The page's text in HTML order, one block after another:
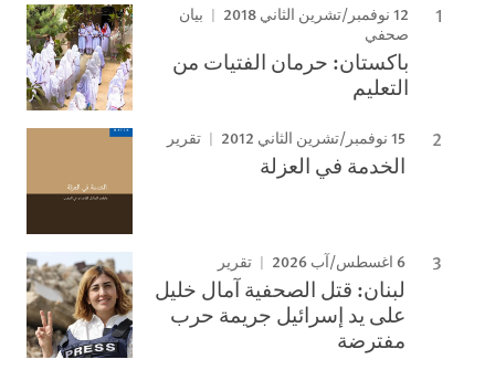
12 نوفمبر/تشرين الثاني 2018
بيان
صحفي
باكستان: حرمان الفتيات من
التعليم
15 نوفمبر/تشرين الثاني 2012 تقرير
الخدمة في العزلة
6 اغسطس/آب 2026 تقرير
لبنان: قتل الصحفية آمال خليل
على يد إسرائيل جريمة حرب
مفترضة